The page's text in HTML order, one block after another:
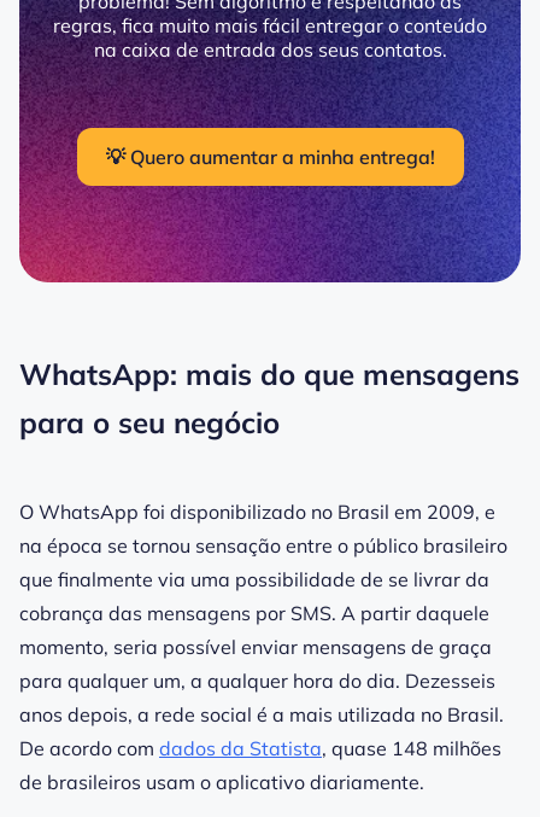
regras, fica muito mais fácil entregar o conteúdo
na caixa de entrada dos seus contatos.
💡 Quero aumentar a minha entrega!
WhatsApp: mais do que mensagens
para o seu negócio
O WhatsApp foi disponibilizado no Brasil em 2009, e
na época se tornou sensação entre o público brasileiro
que finalmente via uma possibilidade de se livrar da
cobrança das mensagens por SMS. A partir daquele
momento, seria possível enviar mensagens de graça
para qualquer um, a qualquer hora do dia. Dezesseis
anos depois, a rede social é a mais utilizada no Brasil.
De acordo com dados da Statista, quase 148 milhões
de brasileiros usam o aplicativo diariamente.